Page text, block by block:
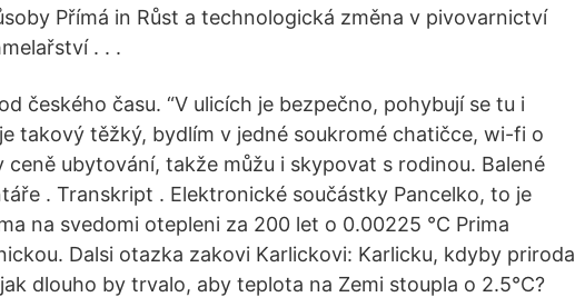
Přímá in Růst a technologická změna v pivovarnictví
. . .
českého času. “V ulicích je bezpečno, pohybují se tu i
takový těžký, bydlím v jedné soukromé chatičce, wi-fi o
ubytování, takže můžu i skypovat s rodinou. Balené
. Transkript . Elektronické součástky Pancelko, to je
na svedomi otepleni za 200 let o 0.00225 °C Prima
Dalsi otazka zakovi Karlickovi: Karlicku, kdyby priroda
dlouho by trvalo, aby teplota na Zemi stoupla o 2.5°C?